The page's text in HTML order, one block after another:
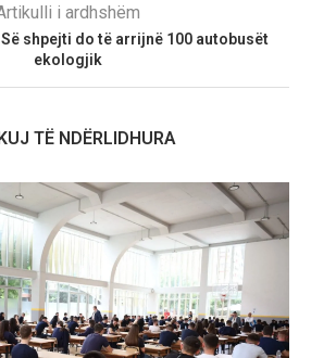
i ardhshëm
shpejti do të arrijnë 100 autobusët
ekologjik
TË NDËRLIDHURA